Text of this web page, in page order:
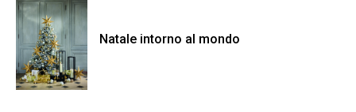
Natale intorno al mondo